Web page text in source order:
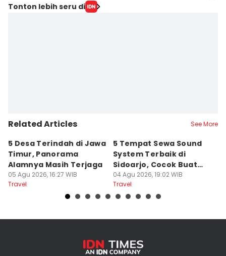
Editor
Tonton lebih seru di
Related Articles See More
5 Desa Terindah di Jawa
Timur, Panorama
Alamnya Masih Terjaga
05 Agu 2026, 16:27 WIB
Travel
5 Tempat Sewa Sound
System Terbaik di
Sidoarjo, Cocok Buat
Agustusan
04 Agu 2026, 19:02 WIB
Travel